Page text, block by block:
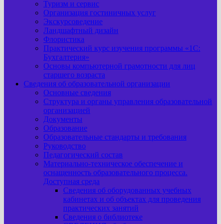
Туризм и сервис
Организация гостиничных услуг
Экскурсоведение
Ландшафтный дизайн
Флористика
Практический курс изучения программы «1С:
Бухгалтерия»
Основы компьютерной грамотности для лиц
старшего возраста
Сведения об образовательной организации
Основные сведения
Структура и органы управления образовательной
организацией
Документы
Образование
Образовательные стандарты и требования
Руководство
Педагогический состав
Материально-техническое обеспечение и
оснащенность образовательного процесса.
Доступная среда
Сведения об оборудованных учебных
кабинетах и об объектах для проведения
практических занятий
Сведения о библиотеке